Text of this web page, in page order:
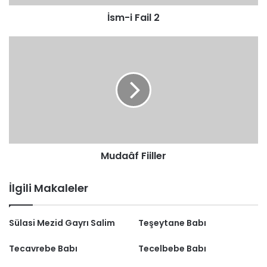
İsm-i Fail 2
Mudaâf Fiiller
İlgili Makaleler
Sülasi Mezid Gayrı Salim Teşeytane Babı
Tecavrebe Babı Tecelbebe Babı